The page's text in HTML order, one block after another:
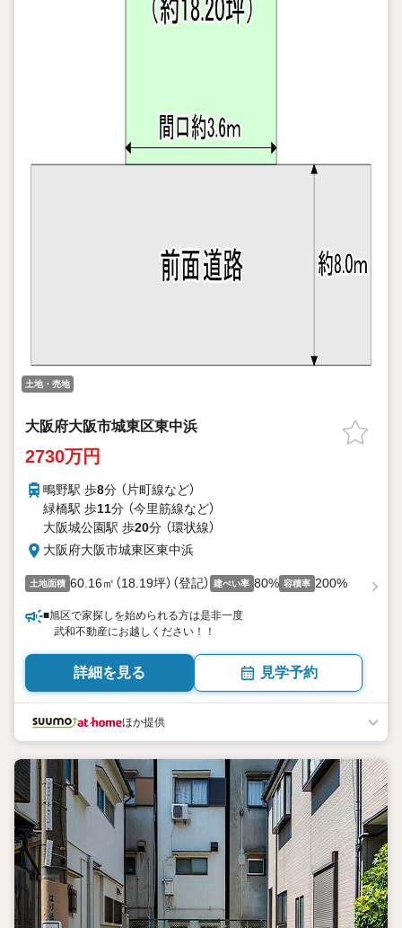
土地・売地
大阪府大阪市城東区東中浜
2730万円
鴫野駅 歩8分 （片町線など）
緑橋駅 歩11分 （今里筋線など）
大阪城公園駅 歩20分 （環状線）
大阪府大阪市城東区東中浜
土地面積 60.16㎡（18.19坪）（登記） 建ぺい率 80% 容積率 200%
■旭区で家探しを始められる方は是非一度
武和不動産にお越しください！！
詳細を見る 見学予約
ほか提供